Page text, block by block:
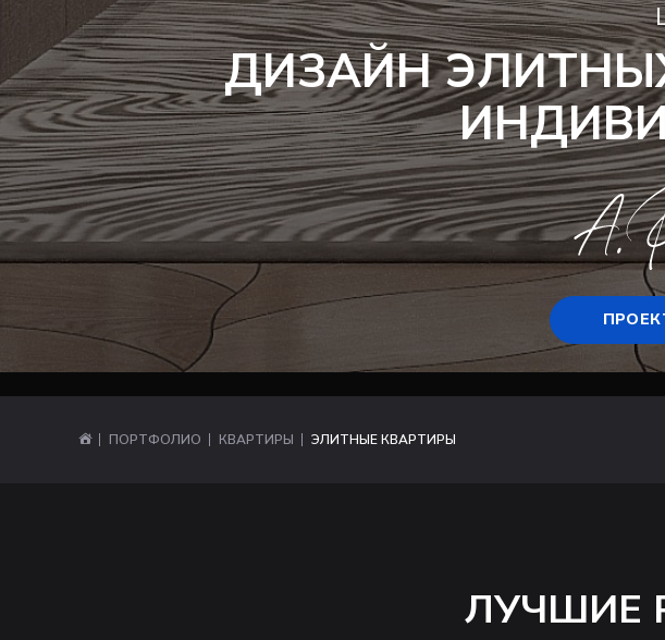
ДИЗАЙН
ПОРТФОЛИО КВАРТИРЫ ЭЛИТНЫЕ КВАРТИРЫ
ЛУЧШИЕ